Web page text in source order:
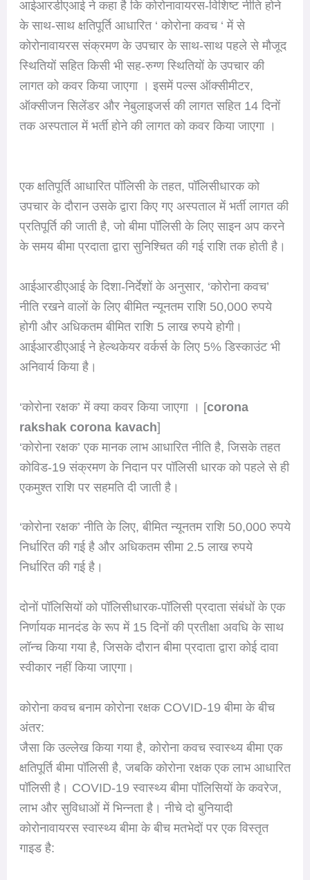
आईआरडीएआई ने कहा है कि कोरोनावायरस-विशिष्ट नीति होने
के साथ-साथ क्षतिपूर्ति आधारित ‘ कोरोना कवच ‘ में से
कोरोनावायरस संक्रमण के उपचार के साथ-साथ पहले से मौजूद
स्थितियों सहित किसी भी सह-रुग्ण स्थितियों के उपचार की
लागत को कवर किया जाएगा । इसमें पल्स ऑक्सीमीटर,
ऑक्सीजन सिलेंडर और नेबुलाइजर्स की लागत सहित 14 दिनों
तक अस्पताल में भर्ती होने की लागत को कवर किया जाएगा ।
एक क्षतिपूर्ति आधारित पॉलिसी के तहत, पॉलिसीधारक को
उपचार के दौरान उसके द्वारा किए गए अस्पताल में भर्ती लागत की
प्रतिपूर्ति की जाती है, जो बीमा पॉलिसी के लिए साइन अप करने
के समय बीमा प्रदाता द्वारा सुनिश्चित की गई राशि तक होती है।
आईआरडीएआई के दिशा-निर्देशों के अनुसार, ‘कोरोना कवच’
नीति रखने वालों के लिए बीमित न्यूनतम राशि 50,000 रुपये
होगी और अधिकतम बीमित राशि 5 लाख रुपये होगी।
आईआरडीएआई ने हेल्थकेयर वर्कर्स के लिए 5% डिस्काउंट भी
अनिवार्य किया है।
‘कोरोना रक्षक’ में क्या कवर किया जाएगा । [corona
rakshak corona kavach]
‘कोरोना रक्षक’ एक मानक लाभ आधारित नीति है, जिसके तहत
कोविड-19 संक्रमण के निदान पर पॉलिसी धारक को पहले से ही
एकमुश्त राशि पर सहमति दी जाती है।
‘कोरोना रक्षक’ नीति के लिए, बीमित न्यूनतम राशि 50,000 रुपये
निर्धारित की गई है और अधिकतम सीमा 2.5 लाख रुपये
निर्धारित की गई है।
दोनों पॉलिसियों को पॉलिसीधारक-पॉलिसी प्रदाता संबंधों के एक
निर्णायक मानदंड के रूप में 15 दिनों की प्रतीक्षा अवधि के साथ
लॉन्च किया गया है, जिसके दौरान बीमा प्रदाता द्वारा कोई दावा
स्वीकार नहीं किया जाएगा।
कोरोना कवच बनाम कोरोना रक्षक COVID-19 बीमा के बीच
अंतर:
जैसा कि उल्लेख किया गया है, कोरोना कवच स्वास्थ्य बीमा एक
क्षतिपूर्ति बीमा पॉलिसी है, जबकि कोरोना रक्षक एक लाभ आधारित
पॉलिसी है। COVID-19 स्वास्थ्य बीमा पॉलिसियों के कवरेज,
लाभ और सुविधाओं में भिन्नता है। नीचे दो बुनियादी
कोरोनावायरस स्वास्थ्य बीमा के बीच मतभेदों पर एक विस्तृत
गाइड है: